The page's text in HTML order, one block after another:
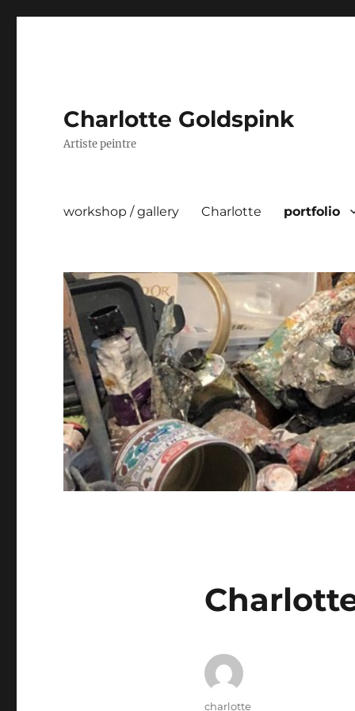
Charlotte Goldspink
Artiste peintre
workshop / gallery Charlotte portfolio
Author
charlotte